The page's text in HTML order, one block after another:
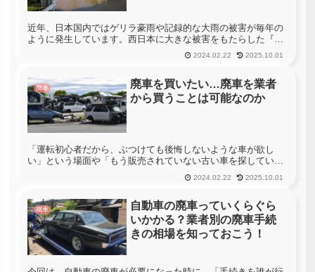
近年、日本国内ではゲリラ豪雨や記録的な大雨の被害が毎年の
ように発生しています。西日本に大きな被害をもたらした『平
成30年7月豪雨』は皆様も記憶に新しい事ではないでしょう
か？このような大災害時には、テレビのニュース映像などで、
2024.02.22 2025.10.01
廃車
廃車を買いたい…廃車を業者
から買うことは可能なのか
「運転初心者だから、ぶつけても後悔しないような車が欲し
い」という場面や「もう販売されていない古い車を探してい
る」という場面など、「廃車を売ってもらえないかな」と思う
人もいるかもしれません。では実際に廃車を購入することは可
2024.02.22 2025.10.01
廃車
自動車の廃車っていくらぐら
いかかる？業者別の廃車手続
きの相場を知っておこう！